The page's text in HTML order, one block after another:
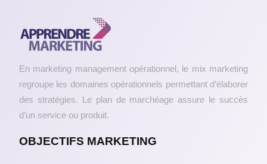
En marketing management opérationnel, le mix marketing
regroupe les domaines opérationnels permettant d’élaborer
des stratégies. Le plan de marchéage assure le succès
d’un service ou produit.
OBJECTIFS MARKETING